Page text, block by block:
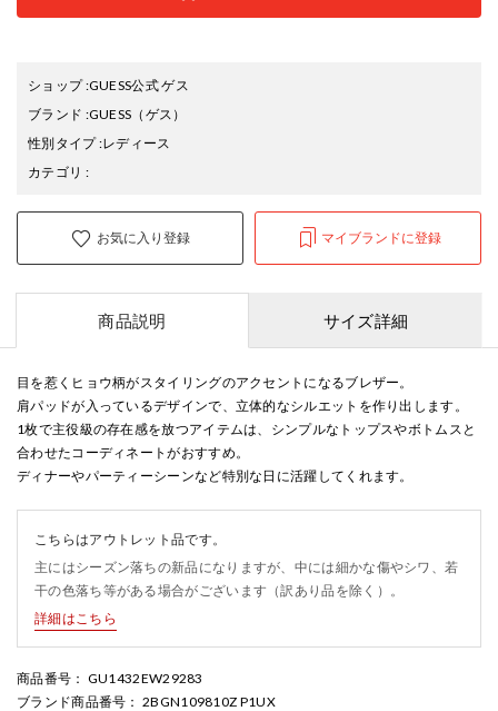
ショップ:GUESS公式 ゲス
ブランド :GUESS （ゲス）
性別タイプ:レディース
カテゴリ :
お気に入り登録 マイブランドに登録
商品説明 サイズ詳細
目を惹くヒョウ柄がスタイリングのアクセントになるブレザー。
肩パッドが入っているデザインで、立体的なシルエットを作り出します。
1枚で主役級の存在感を放つアイテムは、シンプルなトップスやボトムスと
合わせたコーディネートがおすすめ。
ディナーやパーティーシーンなど特別な日に活躍してくれます。
こちらはアウトレット品です。
主にはシーズン落ちの新品になりますが、中には細かな傷やシワ、若
干の色落ち等がある場合がございます（訳あり品を除く）。
詳細はこちら
商品番号 ： GU1432EW29283
ブランド商品番号 ： 2BGN109810Z P1UX